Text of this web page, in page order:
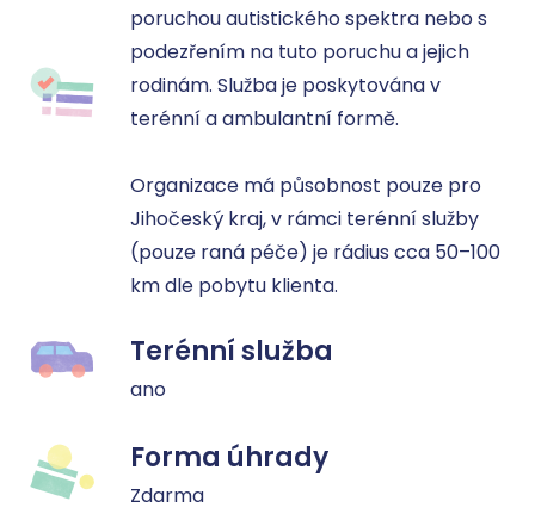
poruchou autistického spektra nebo s
podezřením na tuto poruchu a jejich
rodinám. Služba je poskytována v
terénní a ambulantní formě.
Organizace má působnost pouze pro
Jihočeský kraj, v rámci terénní služby
(pouze raná péče) je rádius cca 50–100
km dle pobytu klienta.
Terénní služba
ano
Forma úhrady
Zdarma